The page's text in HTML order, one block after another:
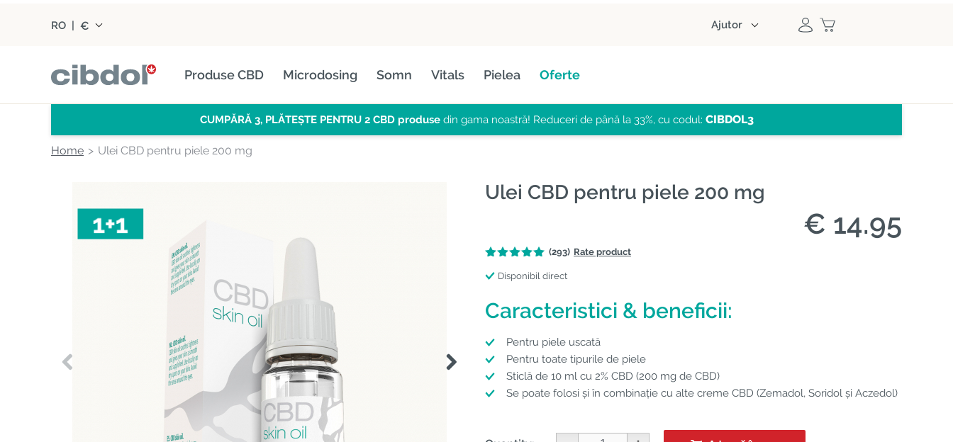
RO | € Ajutor
Produse CBD Microdosing Somn Vitals Pielea Oferte
CUMPĂRĂ 3, PLĂTEȘTE PENTRU 2 CBD produsedin gama noastră! Reduceri de până la 33%, cu codul: CIBDOL3
Home Ulei CBD pentru piele 200 mg
Ulei CBD pentru piele 200 mg
€ 14.95
(293) Rate product
Disponibil direct
Caracteristici & beneficii:
Pentru piele uscată
Pentru toate tipurile de piele
Sticlă de 10 ml cu 2% CBD (200 mg de CBD)
Se poate folosi și în combinație cu alte creme CBD (Zemadol, Soridol și Aczedol)